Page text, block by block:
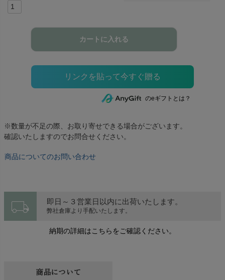
カートに入れる
のeギフトとは？
※数量が不足の際、お取り寄せできる場合がございます。
確認いたしますのでお問合せください。
商品についてのお問い合わせ
local_shipping 即日～３営業日以内に出荷いたします。
弊社倉庫より手配いたします。
納期の詳細はこちらをご確認ください。
商品について